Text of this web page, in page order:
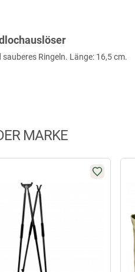
sauberes Ringeln. Länge: 16,5 cm.
MARKE